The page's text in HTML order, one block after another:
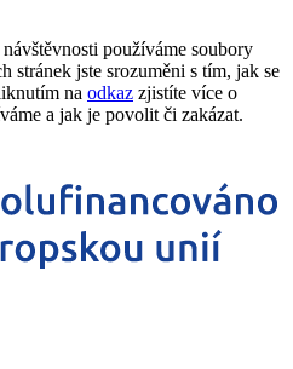
používáme soubory
stránek jste srozuměni s tím, jak se
na odkaz zjistíte více o
a jak je povolit či zakázat.